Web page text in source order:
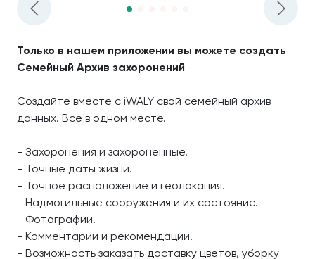
Только в нашем приложении вы можете создать
Семейный Архив захоронений
Создайте вместе с iWALY свой семейный архив
данных. Всё в одном месте.
- Захоронения и захороненные.
- Точные даты жизни.
- Точное расположение и геолокация.
- Надмогильные сооружения и их состояние.
- Фотографии.
- Комментарии и рекомендации.
- Возможность заказать доставку цветов, уборку